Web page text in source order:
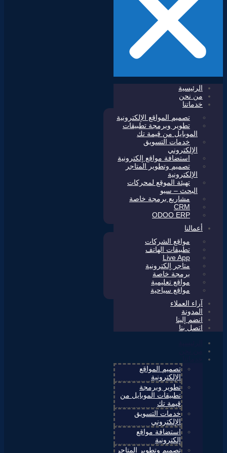
الرئيسية
من نحن
خدماتنا
تصميم المواقع الإلكترونية
تطوير وبرمجة تطبيقات
الموبايل من قيمة تك
خدمات التسويق
الإلكتروني
استضافة مواقع إلكترونية
تصميم وتطوير المتاجر
الإلكترونية
تهيئة الموقع لمحركات
البحث – سيو
مشاريع برمجة خاصة
CRM
ODOO ERP
أعمالنا
مواقع الشركات
تطبيقات الهاتف
Live App
متاجر إلكترونية
برمجة خاصة
مواقع تعليمية
مواقع سياحية
آراء العملاء
المدونة
انضم إلينا
اتصل بنا
تصميم المواقع
الإلكترونية
تطوير وبرمجة
تطبيقات الموبايل من
قيمة تك
خدمات التسويق
الإلكتروني
استضافة مواقع
إلكترونية
تصميم وتطوير المتاجر